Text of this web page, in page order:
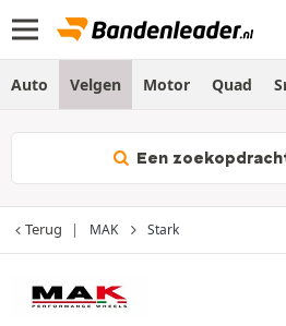
Auto Velgen Motor Quad
Een
Terug MAK Stark